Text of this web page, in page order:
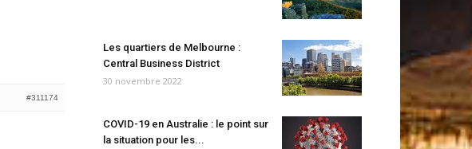
#311174
Les quartiers de Melbourne :
Central Business District
30 novembre 2022
COVID-19 en Australie : le point sur
la situation pour les...